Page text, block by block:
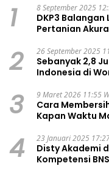
1 8 September 2025
DKP3
Pertanian
2 26 September 2025
Sebanyak 2,8
Indonesia di
3 9 Maret 2026 11:55
Cara
Kapan Waktu
4 23 Januari 2025
Disty Akademi
Kompetensi